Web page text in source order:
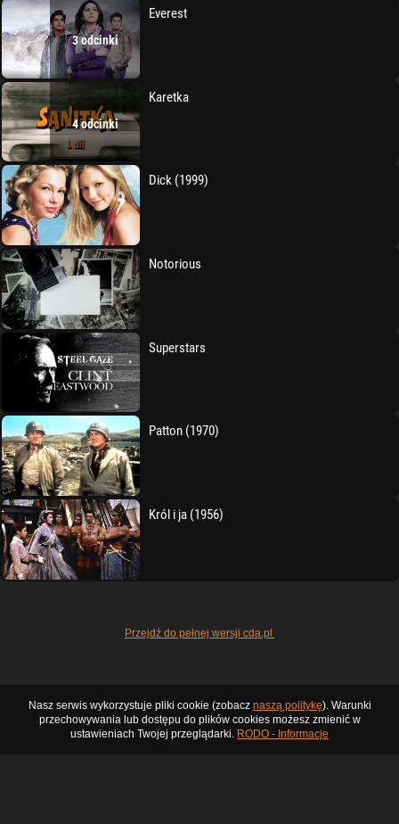
3 odcinki
Everest
4 odcinki
Karetka
Dick (1999)
Notorious
Superstars
Patton (1970)
Król i ja (1956)
Przejdź do pełnej wersji cda.pl
Nasz serwis wykorzystuje pliki cookie (zobacz naszą politykę). Warunki
przechowywania lub dostępu do plików cookies możesz zmienić w
ustawieniach Twojej przeglądarki. RODO - Informacje